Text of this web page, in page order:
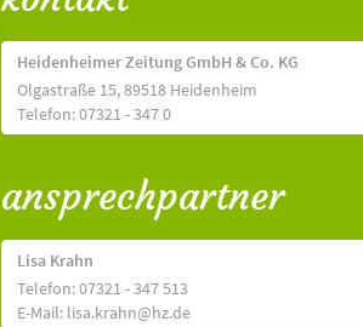
Heidenheimer Zeitung GmbH & Co. KG
Olgastraße 15, 89518 Heidenheim
Telefon: 07321 - 347 0
ansprechpartner
Lisa Krahn
Telefon: 07321 - 347 513
E-Mail: lisa.krahn@hz.de